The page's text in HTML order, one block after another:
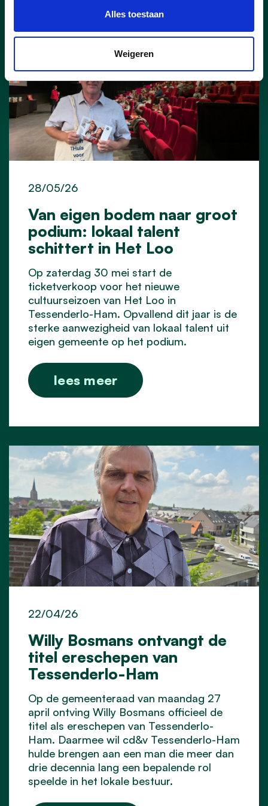
Alles toestaan
Weigeren
Van eigen bodem naar groot
podium: lokaal talent
schittert in Het Loo
28/05/26
Op zaterdag 30 mei start de
ticketverkoop voor het nieuwe
cultuurseizoen van Het Loo in
Tessenderlo-Ham. Opvallend dit jaar is de
sterke aanwezigheid van lokaal talent uit
eigen gemeente op het podium.
lees meer
Willy Bosmans ontvangt de
titel ereschepen van
Tessenderlo-Ham
22/04/26
Op de gemeenteraad van maandag 27
april ontving Willy Bosmans officieel de
titel als ereschepen van Tessenderlo-
Ham. Daarmee wil cd&v Tessenderlo-Ham
hulde brengen aan een man die meer dan
drie decennia lang een bepalende rol
speelde in het lokale bestuur.